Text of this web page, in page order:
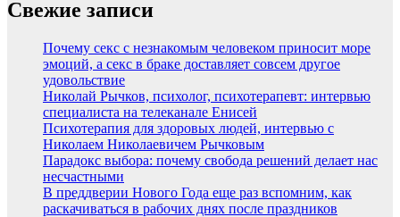
Свежие записи
Почему секс с незнакомым человеком приносит море
эмоций, а секс в браке доставляет совсем другое
удовольствие
Николай Рычков, психолог, психотерапевт: интервью
специалиста на телеканале Енисей
Психотерапия для здоровых людей, интервью с
Николаем Николаевичем Рычковым
Парадокс выбора: почему свобода решений делает нас
несчастными
В преддверии Нового Года еще раз вспомним, как
раскачиваться в рабочих днях после праздников